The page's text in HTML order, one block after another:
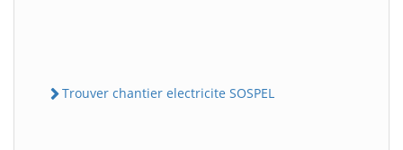
Trouver chantier electricite SOSPEL